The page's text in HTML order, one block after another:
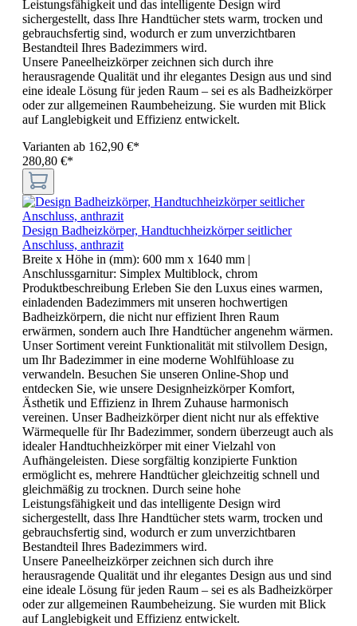
Leistungsfähigkeit und das intelligente Design wird
sichergestellt, dass Ihre Handtücher stets warm, trocken und
gebrauchsfertig sind, wodurch er zum unverzichtbaren
Bestandteil Ihres Badezimmers wird.
Unsere Paneelheizkörper zeichnen sich durch ihre
herausragende Qualität und ihr elegantes Design aus und sind
eine ideale Lösung für jeden Raum – sei es als Badheizkörper
oder zur allgemeinen Raumbeheizung. Sie wurden mit Blick
auf Langlebigkeit und Effizienz entwickelt.
Varianten ab 162,90 €*
280,80 €*
Design Badheizkörper, Handtuchheizkörper seitlicher
Anschluss, anthrazit
Breite x Höhe in (mm): 600 mm x 1640 mm |
Anschlussgarnitur: Simplex Multiblock, chrom
Produktbeschreibung Erleben Sie den Luxus eines warmen,
einladenden Badezimmers mit unseren hochwertigen
Badheizkörpern, die nicht nur effizient Ihren Raum
erwärmen, sondern auch Ihre Handtücher angenehm wärmen.
Unser Sortiment vereint Funktionalität mit stilvollem Design,
um Ihr Badezimmer in eine moderne Wohlfühloase zu
verwandeln. Besuchen Sie unseren Online-Shop und
entdecken Sie, wie unsere Designheizkörper Komfort,
Ästhetik und Effizienz in Ihrem Zuhause harmonisch
vereinen. Unser Badheizkörper dient nicht nur als effektive
Wärmequelle für Ihr Badezimmer, sondern überzeugt auch als
idealer Handtuchheizkörper mit einer Vielzahl von
Aufhängeleisten. Diese sorgfältig konzipierte Funktion
ermöglicht es, mehrere Handtücher gleichzeitig schnell und
gleichmäßig zu trocknen. Durch seine hohe
Leistungsfähigkeit und das intelligente Design wird
sichergestellt, dass Ihre Handtücher stets warm, trocken und
gebrauchsfertig sind, wodurch er zum unverzichtbaren
Bestandteil Ihres Badezimmers wird.
Unsere Paneelheizkörper zeichnen sich durch ihre
herausragende Qualität und ihr elegantes Design aus und sind
eine ideale Lösung für jeden Raum – sei es als Badheizkörper
oder zur allgemeinen Raumbeheizung. Sie wurden mit Blick
auf Langlebigkeit und Effizienz entwickelt.